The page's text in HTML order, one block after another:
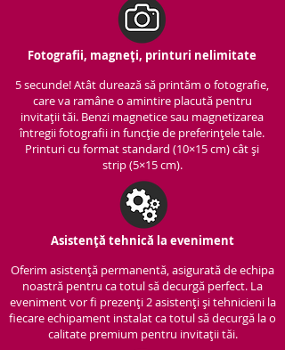
Fotografii, magneți, printuri nelimitate
5 secunde! Atât durează să printăm o fotografie,
care va ramâne o amintire placută pentru
invitații tăi. Benzi magnetice sau magnetizarea
întregii fotografii in funcție de preferințele tale.
Printuri cu format standard (10×15 cm) cât și
strip (5×15 cm).
Asistență tehnică la eveniment
Oferim asistență permanentă, asigurată de echipa
noastră pentru ca totul să decurgă perfect. La
eveniment vor fi prezenți 2 asistenți și tehnicieni la
fiecare echipament instalat ca totul să decurgă la o
calitate premium pentru invitații tăi.